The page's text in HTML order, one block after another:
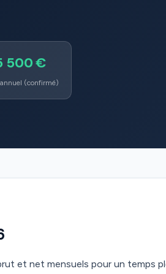
500 €
(confirmé)
et net mensuels pour un temps